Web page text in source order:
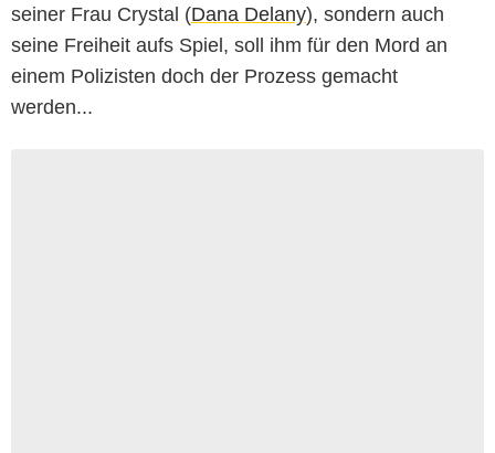
seiner Frau Crystal (Dana Delany), sondern auch
seine Freiheit aufs Spiel, soll ihm für den Mord an
einem Polizisten doch der Prozess gemacht
werden...